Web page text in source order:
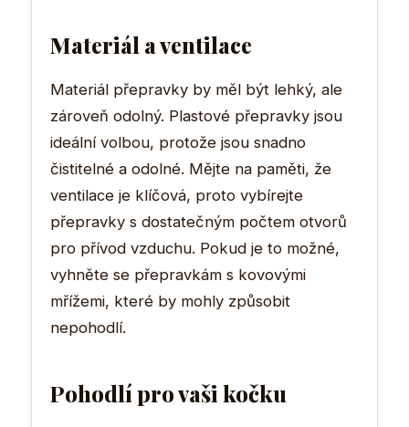
Materiál a ventilace
Materiál přepravky by měl být lehký, ale
zároveň odolný. Plastové přepravky jsou
ideální volbou, protože jsou snadno
čistitelné a odolné. Mějte na paměti, že
ventilace je klíčová, proto vybírejte
přepravky s dostatečným počtem otvorů
pro přívod vzduchu. Pokud je to možné,
vyhněte se přepravkám s kovovými
mřížemi, které by mohly způsobit
nepohodlí.
Pohodlí pro vaši kočku